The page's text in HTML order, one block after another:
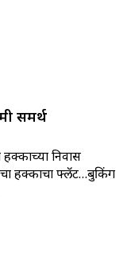
समर्थ
हक्काच्या निवास
हक्काचा फ्लॅट…बुकिंग